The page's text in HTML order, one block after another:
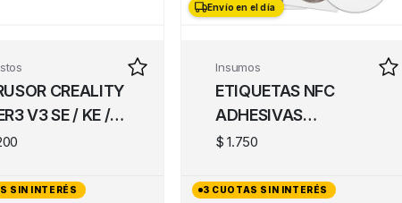
CREALITY
V3 SE / KE /
SIN INTERÉS
Envío en el día
Envío en el día
Insumos
ETIQUETAS NFC
ADHESIVAS
REGRABABLES
$ 1.750
3 CUOTAS SIN INTERÉS